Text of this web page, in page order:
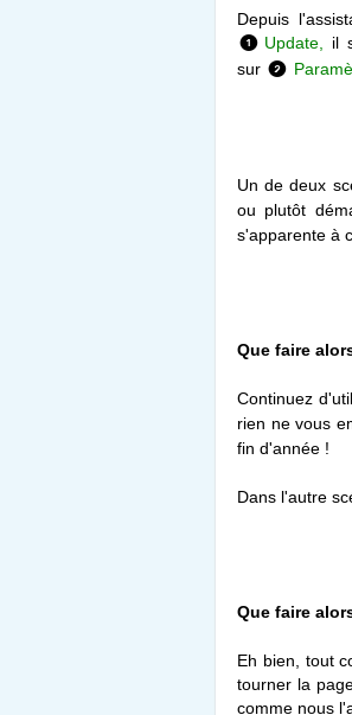
Depuis
❶ Update,
il
sur ❷
Un de deux
ou plutôt
s'apparente à
Que faire
Continuez
rien ne vous
fin d'année !
Dans l'autre
Que faire
Eh bien, tout
tourner la
comme nous